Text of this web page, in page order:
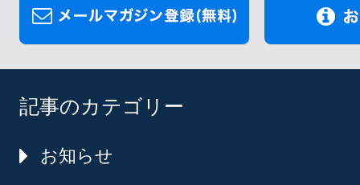
記事のカテゴリー
お知らせ